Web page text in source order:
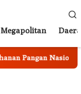
Megapolitan
Pangan Nasional,